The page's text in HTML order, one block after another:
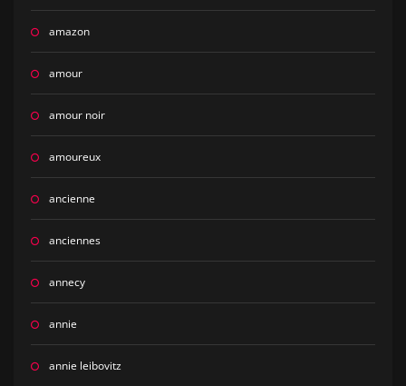
amazon
amour
amour noir
amoureux
ancienne
anciennes
annecy
annie
annie leibovitz